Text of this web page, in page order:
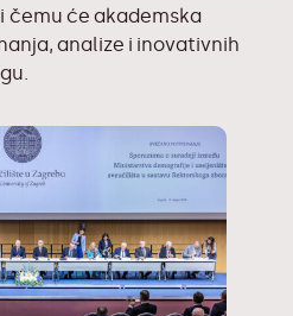
čemu će akademska
analize i inovativnih